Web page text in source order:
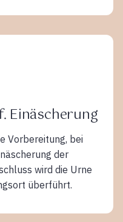
Einäscherung
Vorbereitung, bei
der
wird die Urne
überführt.